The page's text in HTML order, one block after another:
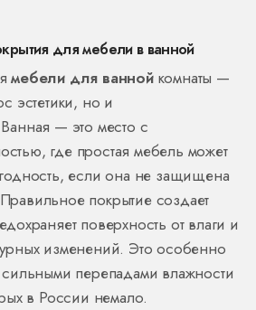
для мебели в ванной
мебели для ваннойкомнаты —
эстетики, но и
— это место с
где простая мебель может
если она не защищена
покрытие создает
поверхность от влаги и
изменений. Это особенно
перепадами влажности
в России немало.